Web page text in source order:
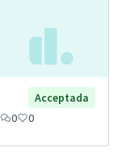
Acceptada
0 0